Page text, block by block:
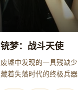
铳梦：战斗天使
废墟中发现的一具残缺
藏着失落时代的终极兵器